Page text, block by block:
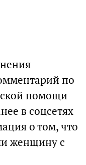
по
помощи
в соцсетях
о том, что
женщину с